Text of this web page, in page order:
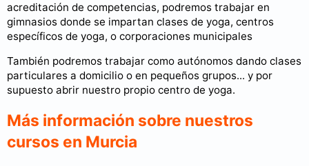
acreditación de competencias, podremos trabajar en
gimnasios donde se impartan clases de yoga, centros
específicos de yoga, o corporaciones municipales
También podremos trabajar como autónomos dando clases
particulares a domicilio o en pequeños grupos... y por
supuesto abrir nuestro propio centro de yoga.
Más información sobre nuestros
cursos en Murcia